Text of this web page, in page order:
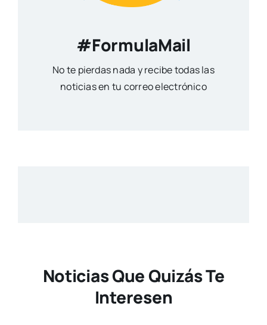
#FormulaMail
No te pierdas nada y recibe todas las
noticias en tu correo electrónico
Noticias Que Quizás Te
Interesen